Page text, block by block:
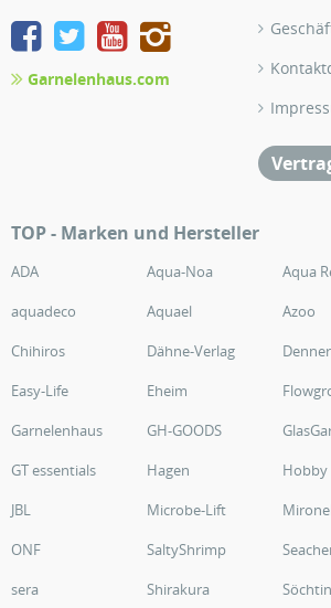
Garnelenhaus.com
TOP - Marken und Hersteller
ADA Aqua-Noa
Aqua
aquadeco
Aquael
Azoo
Chihiros
Dähne-Verlag
Easy-Life
Eheim
Garnelenhaus
GH-GOODS
GT essentials
Hagen
Hobby
JBL
Microbe-Lift
ONF
SaltyShrimp
sera
Shirakura